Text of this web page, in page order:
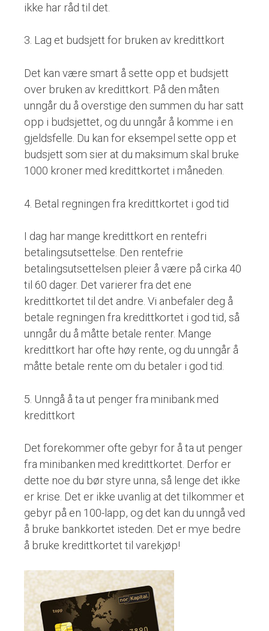
ikke har råd til det.
3. Lag et budsjett for bruken av kredittkort
Det kan være smart å sette opp et budsjett
over bruken av kredittkort. På den måten
unngår du å overstige den summen du har satt
opp i budsjettet, og du unngår å komme i en
gjeldsfelle. Du kan for eksempel sette opp et
budsjett som sier at du maksimum skal bruke
1000 kroner med kredittkortet i måneden.
4. Betal regningen fra kredittkortet i god tid
I dag har mange kredittkort en rentefri
betalingsutsettelse. Den rentefrie
betalingsutsettelsen pleier å være på cirka 40
til 60 dager. Det varierer fra det ene
kredittkortet til det andre. Vi anbefaler deg å
betale regningen fra kredittkortet i god tid, så
unngår du å måtte betale renter. Mange
kredittkort har ofte høy rente, og du unngår å
måtte betale rente om du betaler i god tid.
5. Unngå å ta ut penger fra minibank med
kredittkort
Det forekommer ofte gebyr for å ta ut penger
fra minibanken med kredittkortet. Derfor er
dette noe du bør styre unna, så lenge det ikke
er krise. Det er ikke uvanlig at det tilkommer et
gebyr på en 100-lapp, og det kan du unngå ved
å bruke bankkortet isteden. Det er mye bedre
å bruke kredittkortet til varekjøp!